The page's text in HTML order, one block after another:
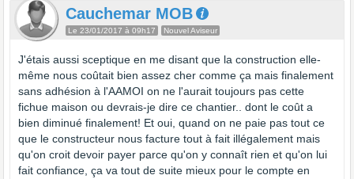
Cauchemar MOB
Le 23/01/2017 à 09h17 Nouvel Aviseur
J'étais aussi sceptique en me disant que la construction elle-
même nous coûtait bien assez cher comme ça mais finalement
sans adhésion à l'AAMOI on ne l'aurait toujours pas cette
fichue maison ou devrais-je dire ce chantier.. dont le coût a
bien diminué finalement! Et oui, quand on ne paie pas tout ce
que le constructeur nous facture tout à fait illégalement mais
qu'on croit devoir payer parce qu'on y connaît rien et qu'on lui
fait confiance, ça va tout de suite mieux pour le compte en